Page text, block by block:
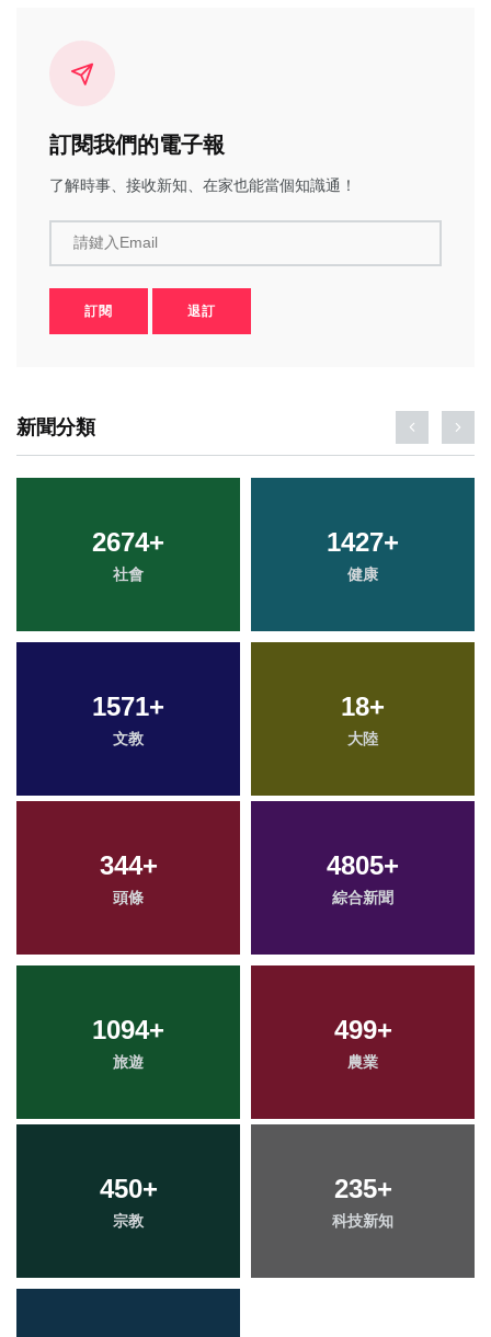
訂閱我們的電子報
了解時事、接收新知、在家也能當個知識通！
請鍵入Email
訂閱 退訂
新聞分類
2674+
社會
1427+
健康
1571+
文教
18+
大陸
344+
頭條
4805+
綜合新聞
1094+
旅遊
499+
農業
450+
宗教
235+
科技新知